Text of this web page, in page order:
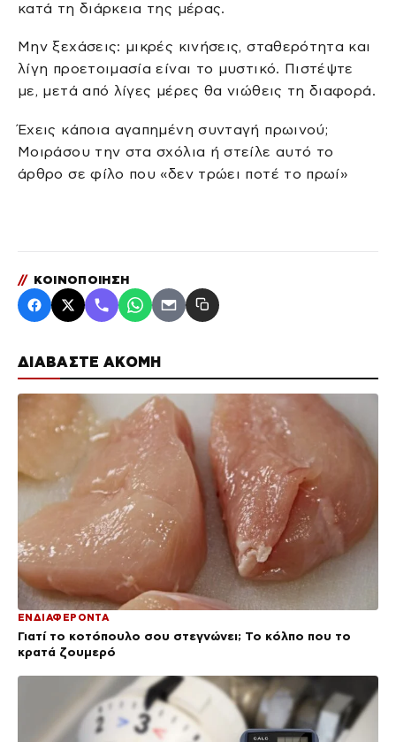
ΔΙΑΒΑΣΤΕ ΑΚΟΜΗ
ΕΝΔΙΑΦΕΡΟΝΤΑ
Γιατί το κοτόπουλο σου στεγνώνει; Το κόλπο που το
κρατά ζουμερό
κατά τη διάρκεια της μέρας.
Μην ξεχάσεις: μικρές κινήσεις, σταθερότητα και
λίγη προετοιμασία είναι το μυστικό. Πιστέψτε
με, μετά από λίγες μέρες θα νιώθεις τη διαφορά.
Έχεις κάποια αγαπημένη συνταγή πρωινού;
Μοιράσου την στα σχόλια ή στείλε αυτό το
άρθρο σε φίλο που «δεν τρώει ποτέ το πρωί»
// ΚΟΙΝΟΠΟΙΗΣΗ